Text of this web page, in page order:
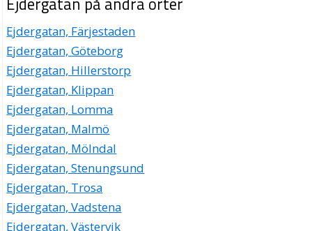
Ejdergatan, Färjestaden
Ejdergatan, Göteborg
Ejdergatan, Hillerstorp
Ejdergatan, Klippan
Ejdergatan, Lomma
Ejdergatan, Malmö
Ejdergatan, Mölndal
Ejdergatan, Stenungsund
Ejdergatan, Trosa
Ejdergatan, Vadstena
Ejdergatan, Västervik